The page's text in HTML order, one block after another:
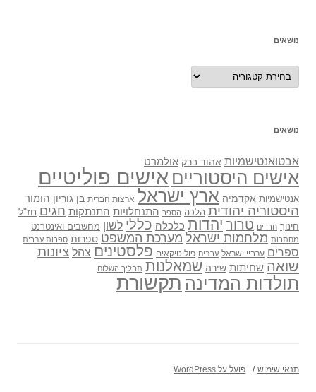
נושאים
נושאים
נושאים
אבטואנטישמיות אהוד ברק אולמרט
אישים היסטוריים אישים פוליטיים
אנטישמיות אקדמיה ארץ ישראל ארצות הברית בן גוריון הומור
היסטוריה יהודית הלכה הספר התנחלויות התנתקות חגים חז"ל
חינוך חרדים טרור יהדות כלכלה כללי לשון מחשבים ואינטרנט
מחתרות מלחמות ישראל מערכת המשפט ספרות ספרות עברית
ספרים ערביי ישראל ערבים פוליטיקאים פלסטינים צהל ציונות
שואה שחיתות שירה שמאלנות תהליך השלום
תולדות המדינה תקשורת
תנאי שימוש פועל על WordPress